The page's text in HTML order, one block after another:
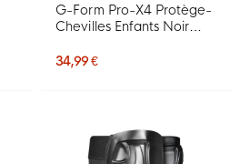
G-Form Pro-X4 Protège-
Chevilles Enfants Noir
34,99 €